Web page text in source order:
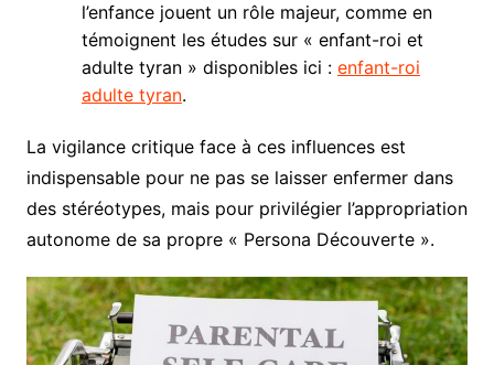
l’enfance jouent un rôle majeur, comme en
témoignent les études sur « enfant-roi et
adulte tyran » disponibles ici : enfant-roi
adulte tyran.
La vigilance critique face à ces influences est
indispensable pour ne pas se laisser enfermer dans
des stéréotypes, mais pour privilégier l’appropriation
autonome de sa propre « Persona Découverte ».